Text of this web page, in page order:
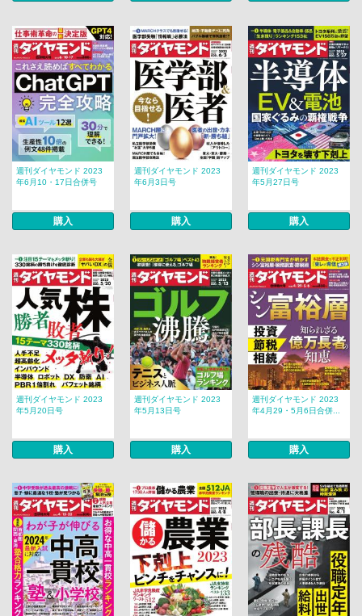
週刊ダイヤモンド 2023
年6月10・17日合併号
購入
週刊ダイヤモンド 2023
年6月3日号
購入
週刊ダイヤモンド 2023
年5月27日号
購入
週刊ダイヤモンド 2023
年5月20日号
購入
週刊ダイヤモンド 2023
年5月13日号
購入
週刊ダイヤモンド 2023
年4月29・5月6日合併...
購入